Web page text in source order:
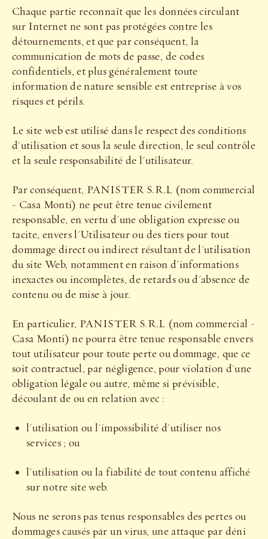
Chaque partie reconnaît que les données circulant
sur Internet ne sont pas protégées contre les
détournements, et que par conséquent, la
communication de mots de passe, de codes
confidentiels, et plus généralement toute
information de nature sensible est entreprise à vos
risques et périls.
Le site web est utilisé dans le respect des conditions
d'utilisation et sous la seule direction, le seul contrôle
et la seule responsabilité de l'utilisateur.
Par conséquent, PANISTER S.R.L (nom commercial
- Casa Monti) ne peut être tenue civilement
responsable, en vertu d'une obligation expresse ou
tacite, envers l'Utilisateur ou des tiers pour tout
dommage direct ou indirect résultant de l'utilisation
du site Web, notamment en raison d'informations
inexactes ou incomplètes, de retards ou d'absence de
contenu ou de mise à jour.
En particulier, PANISTER S.R.L (nom commercial -
Casa Monti) ne pourra être tenue responsable envers
tout utilisateur pour toute perte ou dommage, que ce
soit contractuel, par négligence, pour violation d'une
obligation légale ou autre, même si prévisible,
découlant de ou en relation avec :
l'utilisation ou l'impossibilité d'utiliser nos
services ; ou
l'utilisation ou la fiabilité de tout contenu affiché
sur notre site web.
Nous ne serons pas tenus responsables des pertes ou
dommages causés par un virus, une attaque par déni